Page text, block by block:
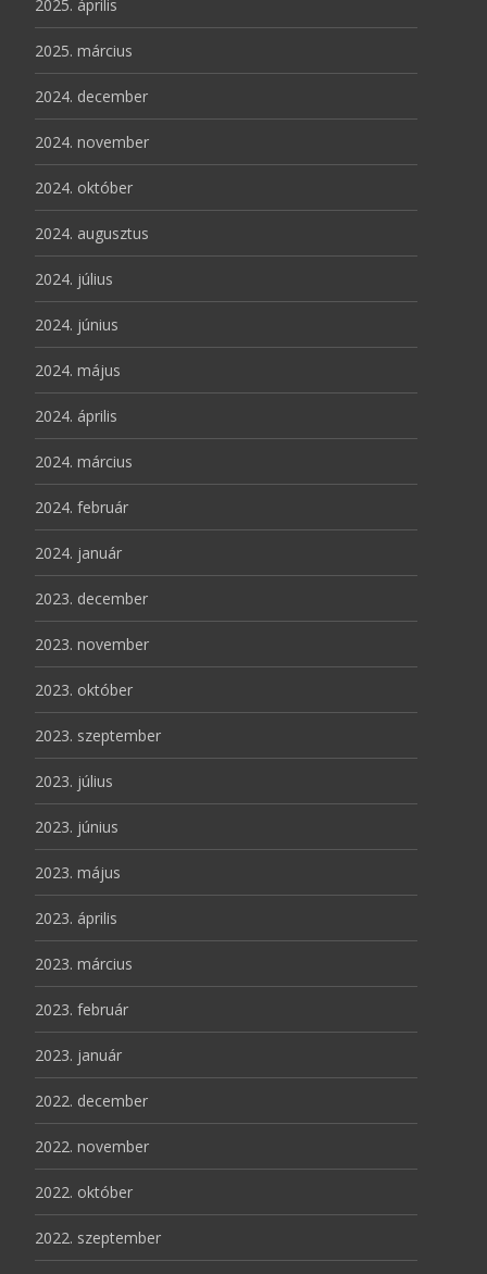
2025. április
2025. március
2024. december
2024. november
2024. október
2024. augusztus
2024. július
2024. június
2024. május
2024. április
2024. március
2024. február
2024. január
2023. december
2023. november
2023. október
2023. szeptember
2023. július
2023. június
2023. május
2023. április
2023. március
2023. február
2023. január
2022. december
2022. november
2022. október
2022. szeptember